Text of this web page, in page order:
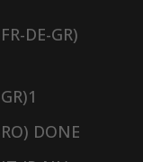
DE-GR)
DONE